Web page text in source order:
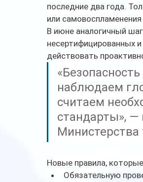
последние два года.
или
В июне аналогичный
несертифицированных
действовать
наблюдаем
считаем
стандарты»,
Министерства
Новые правила,
Обязательную